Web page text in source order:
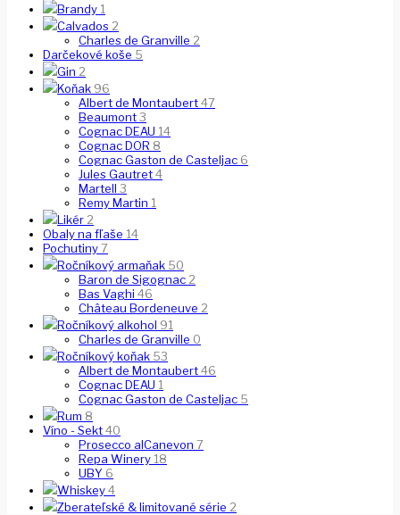
Brandy 1
Calvados 2
Charles de Granville 2
Darčekové koše 5
Gin 2
Koňak 96
Albert de Montaubert47
Beaumont3
Cognac DEAU 14
Cognac DOR 8
Cognac Gaston de Casteljac 6
Jules Gautret4
Martell 3
Remy Martin 1
Likér 2
Obaly na fľaše 14
Pochutiny7
Ročníkový armaňak 50
Baron de Sigognac 2
Bas Vaghi 46
Château Bordeneuve 2
Ročníkový alkohol 91
Charles de Granville 0
Ročníkový koňak 53
Albert de Montaubert46
Cognac DEAU 1
Cognac Gaston de Casteljac 5
Rum 8
Víno - Sekt40
Prosecco alCanevon 7
Repa Winery 18
UBY 6
Whiskey4
Zberateľské & limitované série 2